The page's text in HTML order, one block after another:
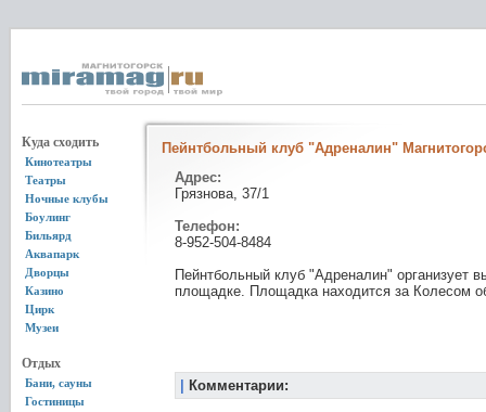
Куда сходить
Кинотеатры
Театры
Ночные клубы
Боулинг
Бильярд
Аквапарк
Дворцы
Казино
Цирк
Музеи
Отдых
Бани, сауны
Гостиницы
Пейнтбольный клуб "Адреналин"
Адрес:
Грязнова, 37/1
Телефон:
8-952-504-8484
Пейнтбольный клуб "Адреналин" организует
площадке. Площадка находится за Колесом
Комментарии: